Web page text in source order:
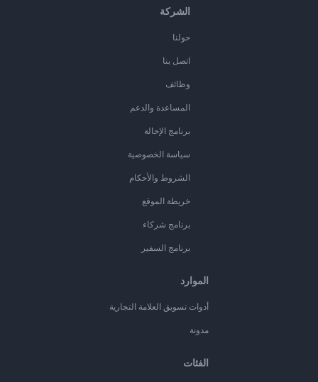
الشركة
حولنا
اتصل بنا
وظائف
المساعدة والدعم
برنامج الإحالة
سياسة الخصوصية
الشروط والأحكام
خريطة الموقع
برنامج شركاء
برنامج السفير
الموارد
أدوات تسويق العلامة التجارية
مدونة
الفئات